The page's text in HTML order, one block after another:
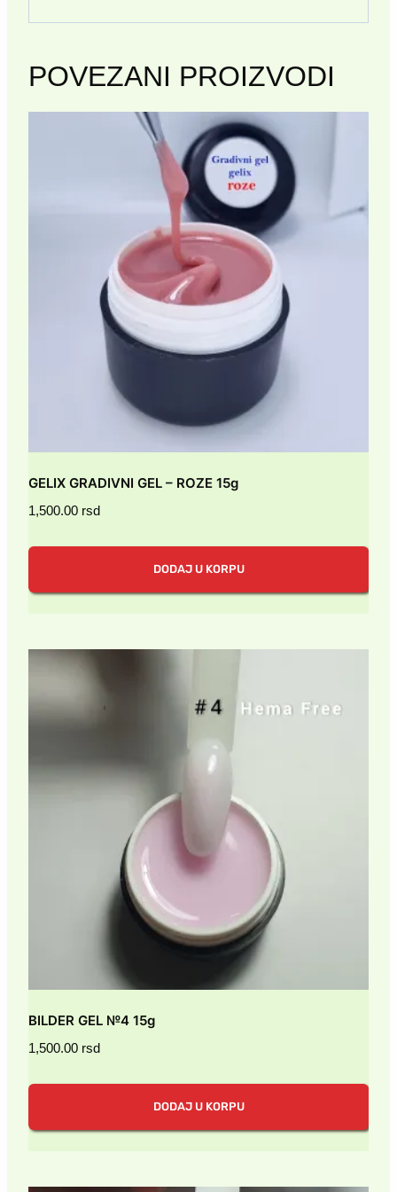
POVEZANI PROIZVODI
GELIX GRADIVNI GEL – ROZE 15g
1,500.00 rsd
DODAJ U KORPU
BILDER GEL №4 15g
1,500.00 rsd
DODAJ U KORPU